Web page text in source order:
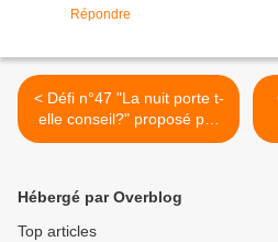
Répondre
< Défi n°47 "La nuit porte t-
elle conseil?" proposé par
Lénaïg pour les Croqueurs
Hébergé par Overblog
Top articles